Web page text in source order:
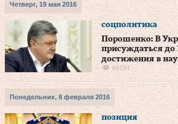
Четверг, 19 мая 2016
соцполитика
Порошенко: В
присуждаться до
достижения в
84291
Понедельник, 8 февраля 2016
позиция